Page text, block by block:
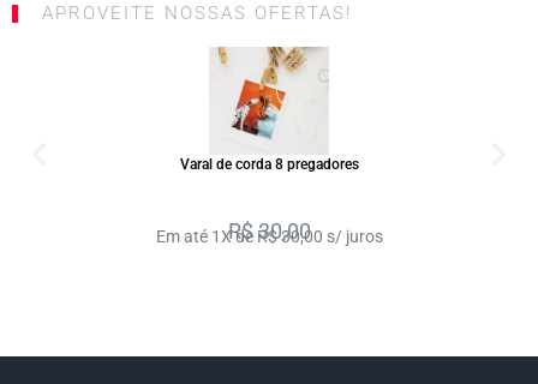
APROVEITE NOSSAS OFERTAS!
Varal de corda 8 pregadores
R$30,00
Em até 1X de R$ 30,00 s/ juros